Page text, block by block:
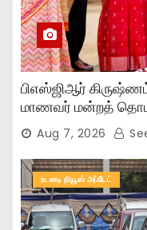
பிஎஸ்ஜிஆர்
மாணவர் மன்றத்
Aug 7, 2026
உடனடி நியூஸ் அப்டேட்